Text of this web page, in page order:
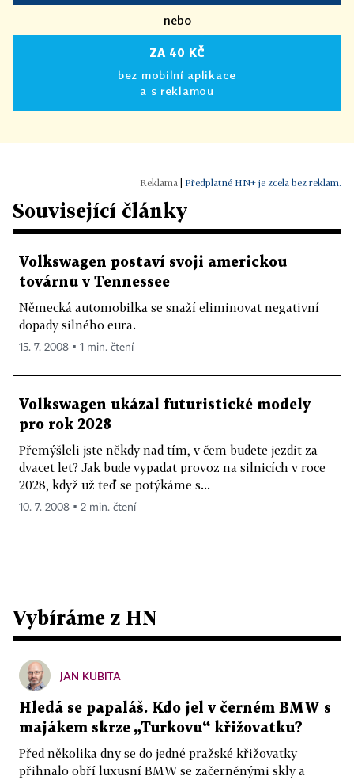
nebo
ZA 40 KČ
bez mobilní aplikace
a s reklamou
Předplatné HN+ je zcela bez reklam.
Související články
Volkswagen postaví svoji americkou
továrnu v Tennessee
Německá automobilka se snaží eliminovat negativní
dopady silného eura.
15. 7. 2008 ▪ 1 min. čtení
Volkswagen ukázal futuristické modely
pro rok 2028
Přemýšleli jste někdy nad tím, v čem budete jezdit za
dvacet let? Jak bude vypadat provoz na silnicích v roce
2028, když už teď se potýkáme s...
10. 7. 2008 ▪ 2 min. čtení
Vybíráme z HN
JAN KUBITA
Hledá se papaláš. Kdo jel v černém BMW s
majákem skrze „Turkovu“ křižovatku?
Před několika dny se do jedné pražské křižovatky
přihnalo obří luxusní BMW se začerněnými skly a